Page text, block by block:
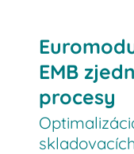
EMB
procesy